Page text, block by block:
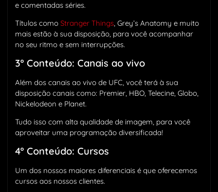
e comentadas séries.
Títulos como Stranger Things , Grey’s Anatomy e muito
mais estão à sua disposição, para você acompanhar
no seu ritmo e sem interrupções.
3º Conteúdo: Canais ao vivo
Além dos canais ao vivo de UFC, você terá à sua
disposição canais como: Premier, HBO, Telecine, Globo,
Nickelodeon e Planet.
Tudo isso com alta qualidade de imagem, para você
aproveitar uma programação diversificada!
4º Conteúdo: Cursos
Um dos nossos maiores diferenciais é que oferecemos
cursos aos nossos clientes.